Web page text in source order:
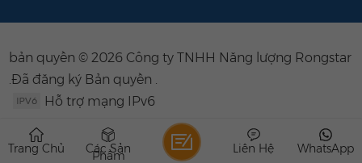
bản quyền © 2026 Công ty TNHH Năng lượng Rongstar
.Đã đăng ký Bản quyền .
Hỗ trợ mạng IPv6
Trang Chủ Các Sản
Phẩm WhatsApp
Liên Hệ